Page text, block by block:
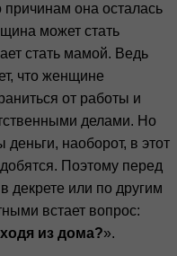
причинам она осталась
может стать
стать мамой. Ведь
что женщине
от работы и
делами. Но
наоборот, в этот
Поэтому перед
декрете или по другим
встает вопрос:
из дома?».